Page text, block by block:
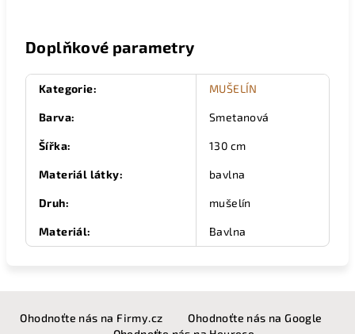
Doplňkové parametry
Kategorie: MUŠELÍN
Barva: Smetanová
Šířka: 130 cm
Materiál látky: bavlna
Druh: mušelín
Materiál: Bavlna
Ohodnoťte nás na Firmy.cz
Ohodnoťte nás na Google